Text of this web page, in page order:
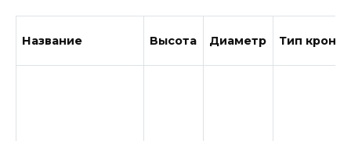
Название Высота Диаметр Тип кроны